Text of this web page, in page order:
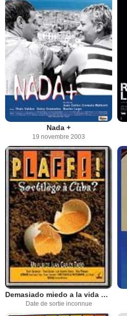
Nada +
19 novembre 2003
Demasiado miedo a la vida o Plaff
Date de sortie inconnue